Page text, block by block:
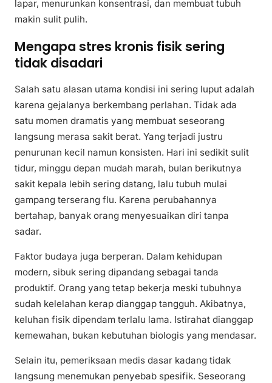
lapar, menurunkan konsentrasi, dan membuat tubuh
makin sulit pulih.
Mengapa stres kronis fisik sering
tidak disadari
Salah satu alasan utama kondisi ini sering luput adalah
karena gejalanya berkembang perlahan. Tidak ada
satu momen dramatis yang membuat seseorang
langsung merasa sakit berat. Yang terjadi justru
penurunan kecil namun konsisten. Hari ini sedikit sulit
tidur, minggu depan mudah marah, bulan berikutnya
sakit kepala lebih sering datang, lalu tubuh mulai
gampang terserang flu. Karena perubahannya
bertahap, banyak orang menyesuaikan diri tanpa
sadar.
Faktor budaya juga berperan. Dalam kehidupan
modern, sibuk sering dipandang sebagai tanda
produktif. Orang yang tetap bekerja meski tubuhnya
sudah kelelahan kerap dianggap tangguh. Akibatnya,
keluhan fisik dipendam terlalu lama. Istirahat dianggap
kemewahan, bukan kebutuhan biologis yang mendasar.
Selain itu, pemeriksaan medis dasar kadang tidak
langsung menemukan penyebab spesifik. Seseorang